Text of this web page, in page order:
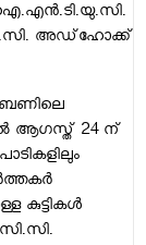
ഐ.എന്‍.ടി.യു.സി.
അഡ്‌ഹോക്ക്
ആഗസ്ത് 24 ന്
കുട്ടികള്‍